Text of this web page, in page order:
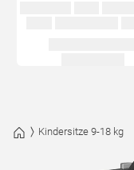
Kindersitze 9-18 kg